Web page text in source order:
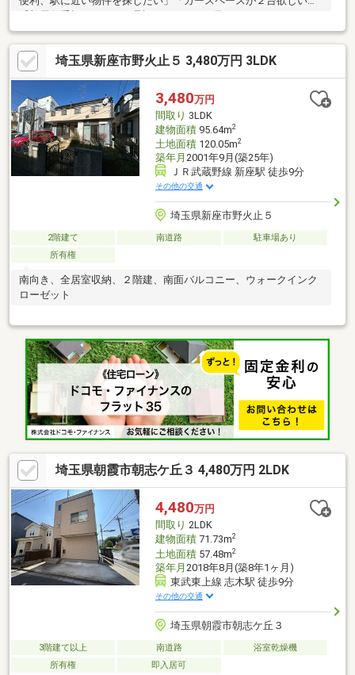
お客様に是非おススメです。■3階洋室は壁で仕切り５LDKへ変更
可能（別途費用がかかります）■北東角地につき、陽当たり・通
風良好♪■カースペース１台分は駐輪場、バイク置場としても便利
です■リビングダイニングには床暖房■WIC、パントリー、土間収
納■リビングフロアに洗面室・浴室■東武東上線急行停車 「志
木」駅 徒歩８分■JR武蔵野線「北朝霞」駅 徒歩１２分
埼玉県新座市野火止５ 3,480万円 3LDK
3,480万円
間取り 3LDK
建物面積95.64m2
土地面積120.05m2
築年月 2001年9月(築25年)
ＪＲ武蔵野線 新座駅 徒歩9分
その他の交通
埼玉県新座市野火止５
2階建て 南道路
駐車場あり
所有権
南向き、全居室収納、２階建、南面バルコニー、ウォークインク
ローゼット
埼玉県朝霞市朝志ケ丘３ 4,480万円 2LDK
4,480万円
間取り 2LDK
建物面積71.73m2
土地面積57.48m2
築年月 2018年8月(築8年1ヶ月)
東武東上線 志木駅 徒歩9分
その他の交通
埼玉県朝霞市朝志ケ丘３
3階建て以上 南道路
浴室乾燥機
所有権
即入居可